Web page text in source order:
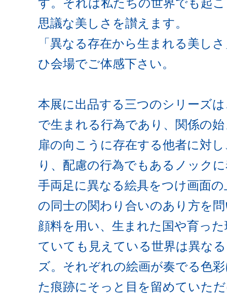
す。それは私たちの世界でも起
思議な美しさを讃えます。
「異なる存在から生まれる美し
ひ会場でご体感下さい。
本展に出品する三つのシリーズ
で生まれる行為であり、関係の
扉の向こうに存在する他者に対
り、配慮の行為でもあるノック
手両足に異なる絵具をつけ画面
の同士の関わり合いのあり方を
顔料を用い、生まれた国や育っ
ていても見えている世界は異な
ズ。それぞれの絵画が奏でる色
た痕跡にそっと目を留めていた